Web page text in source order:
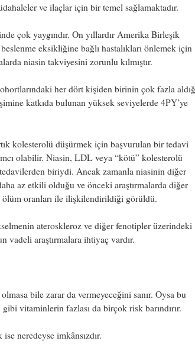
ve ilaçlar için bir temel sağlamaktadır.
çok yaygındır. On yıllardır Amerika Birleşik
eksikliğine bağlı hastalıkları önlemek için
niasin takviyesini zorunlu kılmıştır.
her dört kişiden birinin çok fazla
katkıda bulunan yüksek seviyelerde 4PY’ye
kolesterolü düşürmek için başvurulan bir tedavi
olabilir. Niasin, LDL veya “kötü” kolesterolü
biriydi. Ancak zamanla niasinin diğer
az etkili olduğu ve önceki araştırmalarda diğer
oranları ile ilişkilendirildiği görüldü.
ateroskleroz ve diğer fenotipler üzerindeki
vadeli araştırmalara ihtiyaç vardır.
bile zarar da vermeyeceğini sanır. Oysa bu
vitaminlerin fazlası da birçok risk barındırır.
neredeyse imkânsızdır.